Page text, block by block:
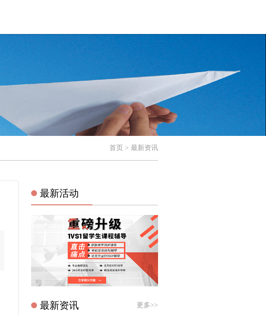
首页 > 最新资讯
最新活动
最新资讯 更多>>